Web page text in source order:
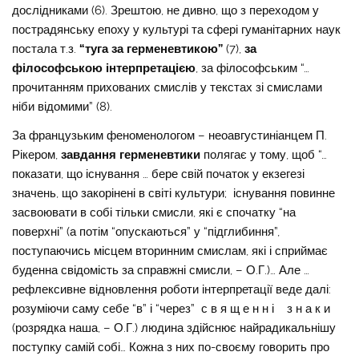
дослідниками (6). Зрештою, не дивно, що з переходом у
пострадянську епоху у культурі та сфері гуманітарних наук
постала т.з.“туга за герменевтикою”(7),за
філософською інтерпретацією, за філософським “…
прочитанням прихованих смислів у текстах зі смислами
ніби відомими” (8).
За французьким феноменологом – неоавгустиніанцем П.
Рікером,завдання герменевтики полягає у тому, щоб “…
показати, що існування … бере свій початок у екзегезі
значень, що закорінені в світі культури; існування повинне
засвоювати в собі тільки смисли, які є спочатку “на
поверхні” (а потім “опускаються” у “підглибиння”,
поступаючись місцем вторинним смислам, які і сприймає
буденна свідомість за справжні смисли, – О.Г.)… Але …
рефлексивне відновлення роботи інтерпретації веде далі:
розуміючи саму себе “в” і “через” с в я щ е н н і з н а к и
(розрядка наша, – О.Г.) людина здійснює найрадикальнішу
поступку самій собі… Кожна з них по-своєму говорить про